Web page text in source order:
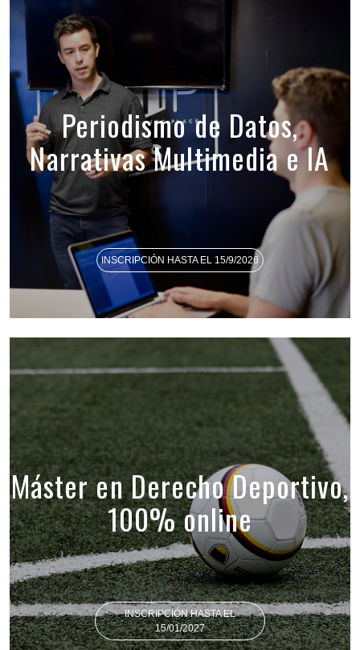
Periodismo de Datos,
Narrativas Multimedia e IA
INSCRIPCIÓN HASTA EL 15/9/2026
Máster en Derecho Deportivo,
100% online
INSCRIPCIÓN HASTA EL
15/01/2027